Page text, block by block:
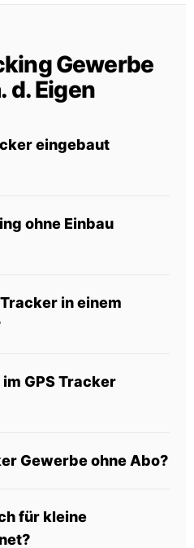
Gewerbe
d. Eigen
eingebaut
ohne Einbau
in einem
GPS Tracker
Gewerbe ohne Abo?
für kleine